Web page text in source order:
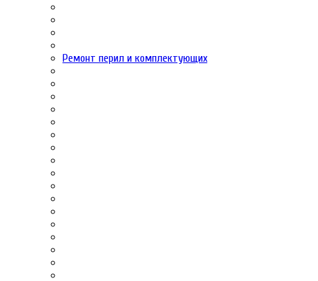
Ремонт перил и комплектующих